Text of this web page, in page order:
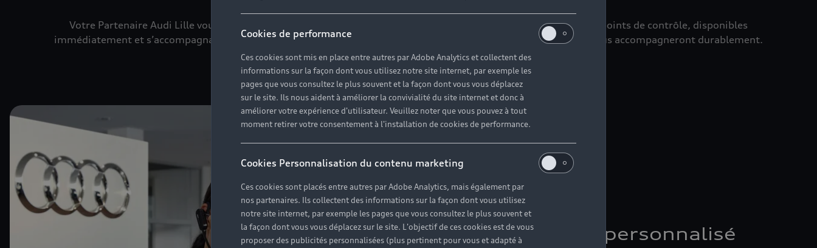
Votre Partenaire Audi Lille vous propose de découvrir une large gamme de modèles d’occasion. Testés sur 110 points de contrôle, disponibles
immédiatement et s’accompagnant de garanties et de services Audi Occasion :plus, les véhicules d’occasion Audi vous accompagneront durablement.
Un financement personnalisé
Cookies de performance
Ces cookies sont mis en place entre autres par Adobe Analytics et collectent des
informations sur la façon dont vous utilisez notre site internet, par exemple les
pages que vous consultez le plus souvent et la façon dont vous vous déplacez
sur le site. Ils nous aident à améliorer la convivialité du site internet et donc à
améliorer votre expérience d'utilisateur. Veuillez noter que vous pouvez à tout
moment retirer votre consentement à l'installation de cookies de performance.
Cookies Personnalisation du contenu marketing
Ces cookies sont placés entre autres par Adobe Analytics, mais également par
nos partenaires. Ils collectent des informations sur la façon dont vous utilisez
notre site internet, par exemple les pages que vous consultez le plus souvent et
la façon dont vous vous déplacez sur le site. L'objectif de ces cookies est de vous
proposer des publicités personnalisées (plus pertinent pour vous et adapté à